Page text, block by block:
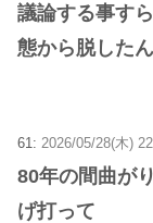
議論する事す
態から脱した
61: 2026/05/28(木)
80年の間曲が
げ打って